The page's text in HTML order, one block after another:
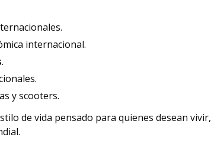
internacional.
.
y scooters.
de vida pensado para quienes desean vivir,